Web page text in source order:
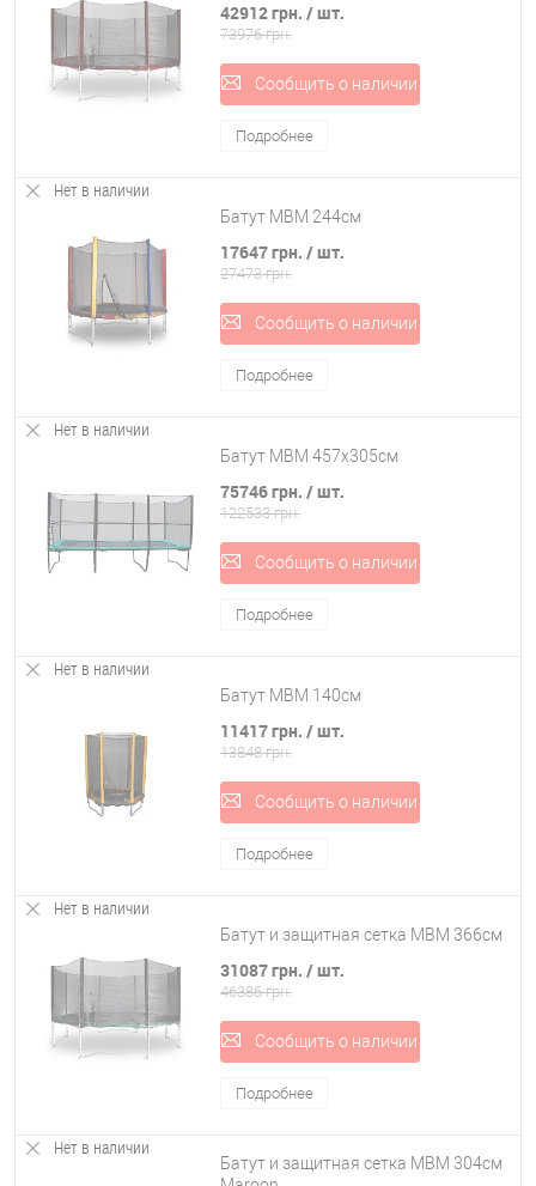
42912 грн. / шт.
73976 грн.
Сообщить о наличии
Подробнее
Нет в наличии
Батут MBM 244см
17647 грн. / шт.
27473 грн.
Сообщить о наличии
Подробнее
Нет в наличии
Батут MBM 457x305см
75746 грн. / шт.
122533 грн.
Сообщить о наличии
Подробнее
Нет в наличии
Батут MBM 140см
11417 грн. / шт.
13848 грн.
Сообщить о наличии
Подробнее
Нет в наличии
Батут и защитная сетка MBM 366см
31087 грн. / шт.
46386 грн.
Сообщить о наличии
Подробнее
Нет в наличии
Батут и защитная сетка MBM 304см